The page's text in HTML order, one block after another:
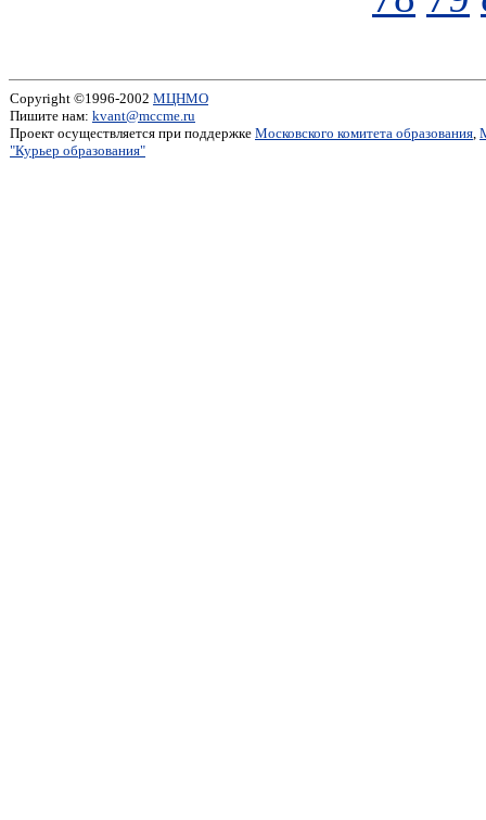
Copyright ©1996-2002 МЦНМО
Пишите нам: kvant@mccme.ru
Проект осуществляется при поддержке Московского комитета образования,
"Курьер образования"